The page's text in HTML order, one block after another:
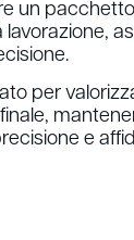
un
lavorazione,
per
e